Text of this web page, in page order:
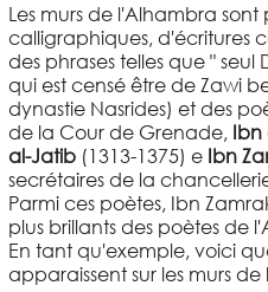
Les murs de l'Alhambra
calligraphiques, d'écritures
des phrases telles que "
qui est censé être de Zawi
dynastie Nasrides) et des
de la Cour de Grenade, Ibn
al-Jatib(1313-1375) e Ibn
secrétaires de la
Parmi ces poètes, Ibn
plus brillants des poètes de
En tant qu'exemple, voici
apparaissent sur les murs de